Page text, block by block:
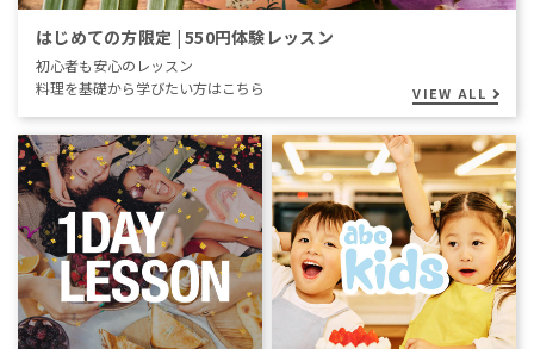
はじめての方限定 | 550円体験レッスン
初心者も安心のレッスン
料理を基礎から学びたい方はこちら
VIEW ALL